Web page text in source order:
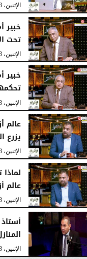
الإثنين، 3 أغسطس 2026
خبير
تحت
الإثنين، 3 أغسطس 2026
خبير
تحكمها
الإثنين، 3 أغسطس 2026
عالم
يزرع
الإثنين، 3 أغسطس 2026
عالم
الإثنين، 3 أغسطس 2026
الإثنين، 3 أغسطس 2026